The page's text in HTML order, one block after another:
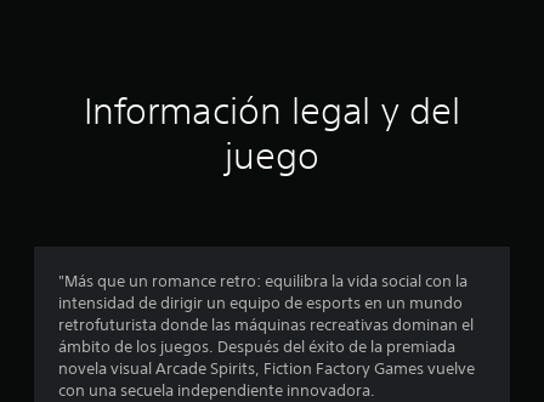
i
o
e
s
Información legal y del
juego
"Más que un romance retro: equilibra la vida social con la
intensidad de dirigir un equipo de esports en un mundo
retrofuturista donde las máquinas recreativas dominan el
ámbito de los juegos. Después del éxito de la premiada
novela visual Arcade Spirits, Fiction Factory Games vuelve
con una secuela independiente innovadora.